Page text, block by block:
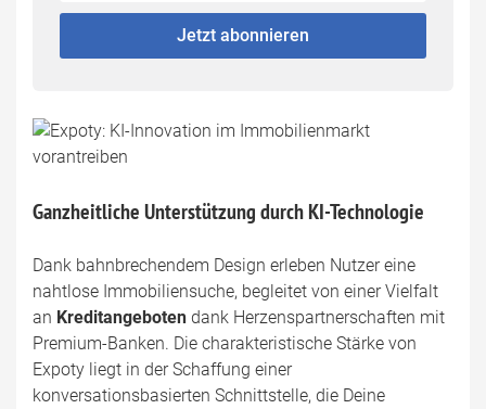
fill
Mailadresse:
Jetzt abonnieren
Ganzheitliche Unterstützung durch KI-Technologie
Dank bahnbrechendem Design erleben Nutzer eine
nahtlose Immobiliensuche, begleitet von einer Vielfalt
an Kreditangeboten dank Herzenspartnerschaften mit
Premium-Banken. Die charakteristische Stärke von
Expoty liegt in der Schaffung einer
konversationsbasierten Schnittstelle, die Deine